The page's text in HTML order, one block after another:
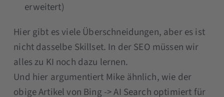
erweitert)
Hier gibt es viele Überschneidungen, aber es ist
nicht dasselbe Skillset. In der SEO müssen wir
alles zu KI noch dazu lernen.
Und hier argumentiert Mike ähnlich, wie der
obige Artikel von Bing -> AI Search optimiert für